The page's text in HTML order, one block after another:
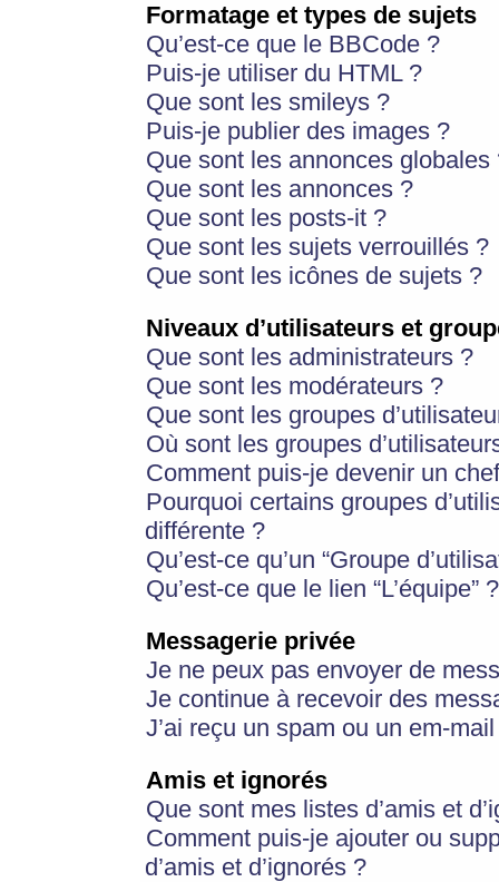
Formatage et types de sujets
Qu’est-ce que le BBCode ?
Puis-je utiliser du HTML ?
Que sont les smileys ?
Puis-je publier des images ?
Que sont les annonces globales
Que sont les annonces ?
Que sont les posts-it ?
Que sont les sujets verrouillés ?
Que sont les icônes de sujets ?
Niveaux d’utilisateurs et
Que sont les administrateurs ?
Que sont les modérateurs ?
Que sont les groupes
Où sont les groupes
Comment puis-je devenir un
Pourquoi certains groupes
différente ?
Qu’est-ce qu’un “Groupe
Qu’est-ce que le lien “L’équipe” ?
Messagerie privée
Je ne peux pas envoyer de
Je continue à recevoir des
J’ai reçu un spam ou un em-
Amis et ignorés
Que sont mes listes d’amis et
Comment puis-je ajouter ou
d’amis et d’ignorés ?